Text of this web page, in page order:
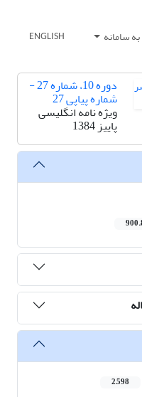
سامانه ENGLISH
دوره 10، شماره 27 -
شماره پیاپی 27
ویژه نامه انگلیسی
پاییز 1384
2,598